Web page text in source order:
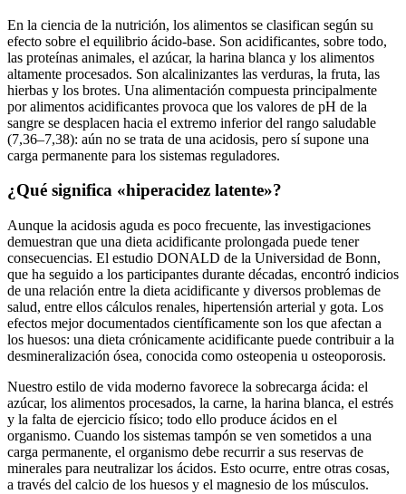
En la ciencia de la nutrición, los alimentos se clasifican según su
efecto sobre el equilibrio ácido-base. Son acidificantes, sobre todo,
las proteínas animales, el azúcar, la harina blanca y los alimentos
altamente procesados. Son alcalinizantes las verduras, la fruta, las
hierbas y los brotes. Una alimentación compuesta principalmente
por alimentos acidificantes provoca que los valores de pH de la
sangre se desplacen hacia el extremo inferior del rango saludable
(7,36–7,38): aún no se trata de una acidosis, pero sí supone una
carga permanente para los sistemas reguladores.
¿Qué significa «hiperacidez latente»?
Aunque la acidosis aguda es poco frecuente, las investigaciones
demuestran que una dieta acidificante prolongada puede tener
consecuencias. El estudio DONALD de la Universidad de Bonn,
que ha seguido a los participantes durante décadas, encontró indicios
de una relación entre la dieta acidificante y diversos problemas de
salud, entre ellos cálculos renales, hipertensión arterial y gota. Los
efectos mejor documentados científicamente son los que afectan a
los huesos: una dieta crónicamente acidificante puede contribuir a la
desmineralización ósea, conocida como osteopenia u osteoporosis.
Nuestro estilo de vida moderno favorece la sobrecarga ácida: el
azúcar, los alimentos procesados, la carne, la harina blanca, el estrés
y la falta de ejercicio físico; todo ello produce ácidos en el
organismo. Cuando los sistemas tampón se ven sometidos a una
carga permanente, el organismo debe recurrir a sus reservas de
minerales para neutralizar los ácidos. Esto ocurre, entre otras cosas,
a través del calcio de los huesos y el magnesio de los músculos.